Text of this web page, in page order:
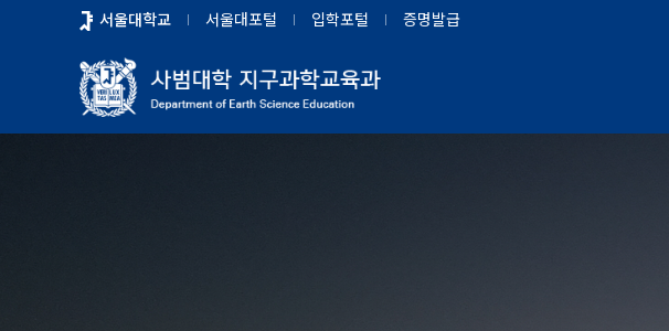
서울대학교 서울대포털 입학포털 증명발급